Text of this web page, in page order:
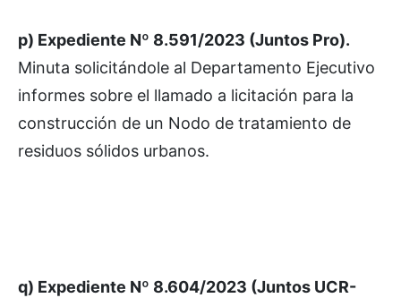
p) Expediente Nº 8.591/2023 (Juntos Pro).
Minuta solicitándole al Departamento Ejecutivo
informes sobre el llamado a licitación para la
construcción de un Nodo de tratamiento de
residuos sólidos urbanos.
q) Expediente Nº 8.604/2023 (Juntos UCR-